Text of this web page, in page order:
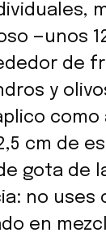
—unos
de
y
como
cm de
gota de
no uses
en